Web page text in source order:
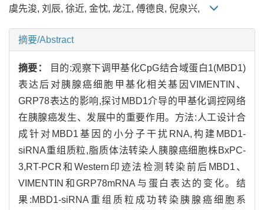
虞先浚, 刘辰, 徐近, 金忱, 龙江, 傅德良, 倪泉兴,
摘要/Abstract
摘要：
目的:观察下调甲基化CpG结合域蛋白1(MBD1)
表达后对胰腺癌细胞甲基化相关基因VIMENTIN、
GRP78表达的影响,探讨MBD1介导的甲基化调控网络
在胰腺癌发生、发展中的重要作用。方法:人工设计合
成针对MBD1基因的小分子干扰RNA,构建MBD1-
siRNA重组质粒,脂质体法转染人胰腺癌细胞株BxPC-
3,RT-PCR和Western印迹法检测转染前后MBD1、
VIMENTIN和GRP78mRNA与蛋白表达的变化。结
果:MBD1-siRNA重组质粒成功转染胰腺癌细胞系